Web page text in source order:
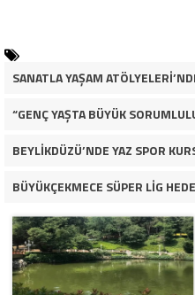
SANATLA YAŞAM